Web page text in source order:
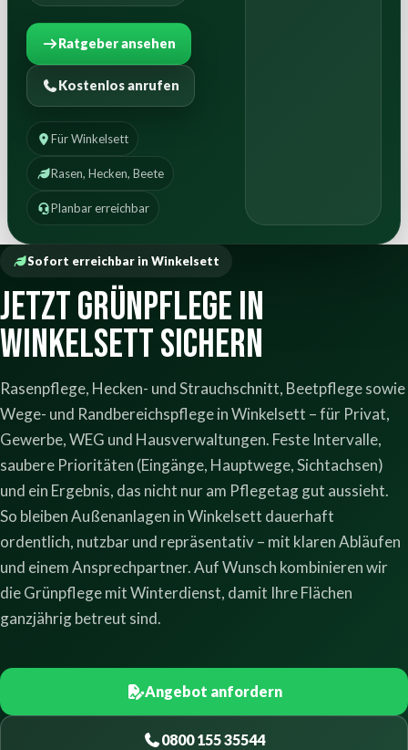
Ratgeber ansehen
Kostenlos anrufen
Für Winkelsett
Rasen, Hecken, Beete
Planbar erreichbar
Sofort erreichbar in Winkelsett
Jetzt Grünpflege in
Winkelsett sichern
Rasenpflege, Hecken- und Strauchschnitt, Beetpflege sowie
Wege- und Randbereichspflege in Winkelsett – für Privat,
Gewerbe, WEG und Hausverwaltungen. Feste Intervalle,
saubere Prioritäten (Eingänge, Hauptwege, Sichtachsen)
und ein Ergebnis, das nicht nur am Pflegetag gut aussieht.
So bleiben Außenanlagen in Winkelsett dauerhaft
ordentlich, nutzbar und repräsentativ – mit klaren Abläufen
und einem Ansprechpartner. Auf Wunsch kombinieren wir
die Grünpflege mit Winterdienst, damit Ihre Flächen
ganzjährig betreut sind.
Angebot anfordern
0800 155 35544